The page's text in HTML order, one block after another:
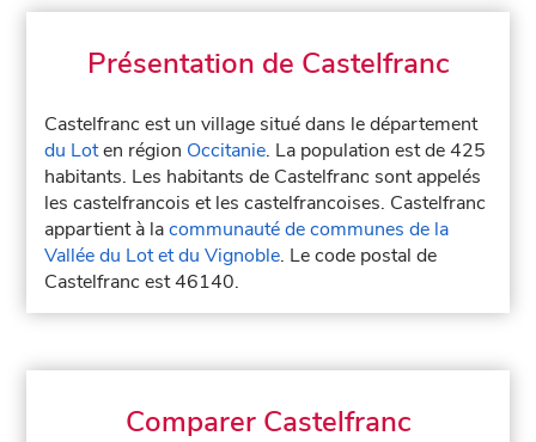
Présentation de Castelfranc
Castelfranc est un village situé dans le département
du Loten région Occitanie. La population est de 425
habitants. Les habitants de Castelfranc sont appelés
les castelfrancois et les castelfrancoises. Castelfranc
appartient à lacommunauté de communes de la
Vallée du Lot et du Vignoble. Le code postal de
Castelfranc est 46140.
Comparer Castelfranc